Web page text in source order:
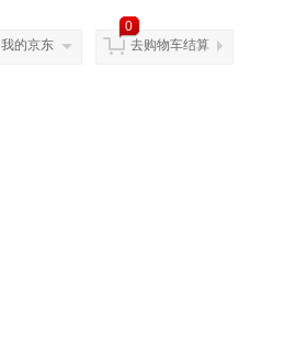
我的京东
0
去购物车结算